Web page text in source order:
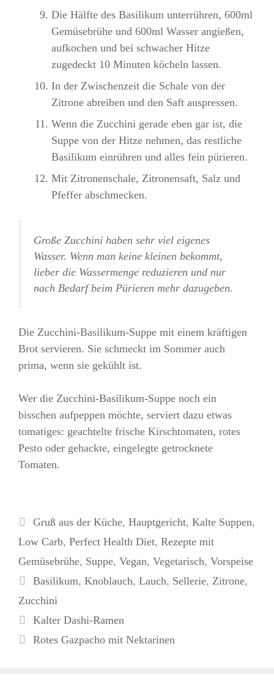
Die Hälfte des Basilikum unterrühren, 600ml
Gemüsebrühe und 600ml Wasser angießen,
aufkochen und bei schwacher Hitze
zugedeckt 10 Minuten köcheln lassen.
In der Zwischenzeit die Schale von der
Zitrone abreiben und den Saft auspressen.
Wenn die Zucchini gerade eben gar ist, die
Suppe von der Hitze nehmen, das restliche
Basilikum einrühren und alles fein pürieren.
Mit Zitronenschale, Zitronensaft, Salz und
Pfeffer abschmecken.
Große Zucchini haben sehr viel eigenes
Wasser. Wenn man keine kleinen bekommt,
lieber die Wassermenge reduzieren und nur
nach Bedarf beim Pürieren mehr dazugeben.
Die Zucchini-Basilikum-Suppe mit einem kräftigen
Brot servieren. Sie schmeckt im Sommer auch
prima, wenn sie gekühlt ist.
Wer die Zucchini-Basilikum-Suppe noch ein
bisschen aufpeppen möchte, serviert dazu etwas
tomatiges: geachtelte frische Kirschtomaten, rotes
Pesto oder gehackte, eingelegte getrocknete
Tomaten.
Kategorien
Gruß aus der Küche, Hauptgericht, Kalte Suppen,
Low Carb, Perfect Health Diet, Rezepte mit
Gemüsebrühe, Suppe, Vegan, Vegetarisch, Vorspeise
Schlagwörter
Basilikum, Knoblauch, Lauch, Sellerie, Zitrone,
Zucchini
Kalter Dashi-Ramen
Rotes Gazpacho mit Nektarinen